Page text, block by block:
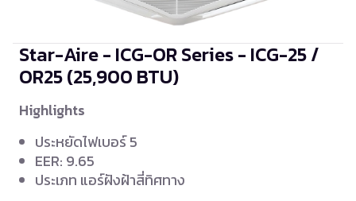
Star-Aire - ICG-OR Series - ICG-25 /
OR25(25,900 BTU)
Highlights
ประหยัดไฟเบอร์ 5
EER: 9.65
ประเภท แอร์ฝังฝ้าสี่ทิศทาง